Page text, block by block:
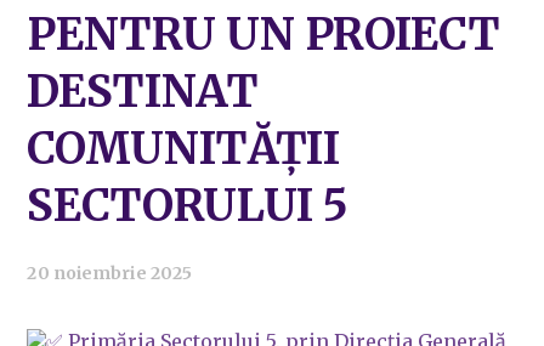
PENTRU UN PROIECT
DESTINAT
COMUNITĂȚII
SECTORULUI 5
20 noiembrie 2025
Primăria Sectorului 5, prin Direcția Generală